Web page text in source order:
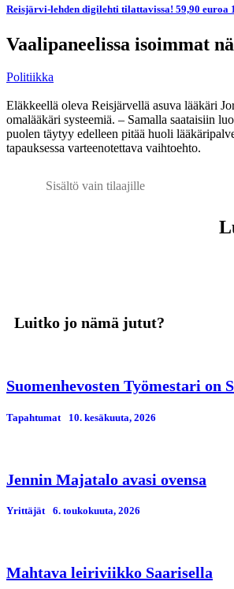
Reisjärvi-lehden digilehti tilattavissa! 59,90 euroa
Vaalipaneelissa isoimmat
Politiikka
Eläkkeellä oleva Reisjärvellä asuva lääkäri
omalääkäri systeemiä. – Samalla saataisiin
puolen täytyy edelleen pitää huoli
tapauksessa varteenotettava vaihtoehto.
Sisältö vain tilaajille
Luitko jo nämä jutut?
Suomenhevosten Työmestari on
Tapahtumat 10. kesäkuuta, 2026
Jennin Majatalo avasi ovensa
Yrittäjät 6. toukokuuta, 2026
Mahtava leiriviikko Saarisella